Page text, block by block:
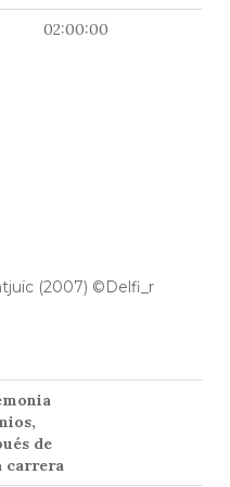
02:00:00
(2007) ©Delfi_r
de
carrera